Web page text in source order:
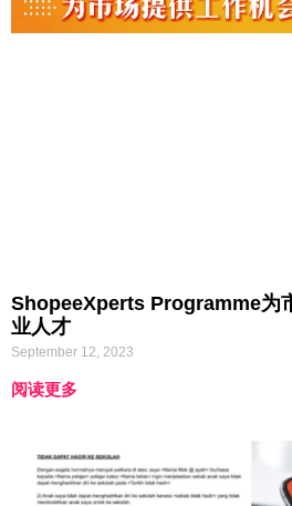
ShopeeXperts Programme为
业人才
September 12, 2023
阅读更多